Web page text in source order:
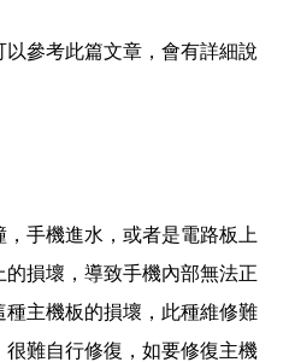
參考此篇文章，會有詳細說
手機進水，或者是電路板上
損壞，導致手機內部無法正
主機板的損壞，此種維修難
難自行修復，如要修復主機